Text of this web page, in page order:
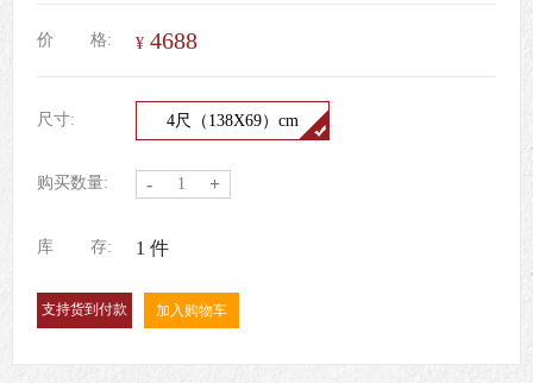
价 格: ¥ 4688
尺寸: 4尺（138X69）cm
购买数量: - +
库 存: 1 件
加入购物车